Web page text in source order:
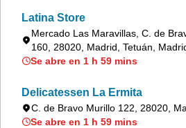
Latina Store
Mercado Las Maravillas, C. de
160, 28020, Madrid, Tetuán,
Se abre en 1 h 59 mins
Delicatessen La Ermita
C. de Bravo Murillo 122, 28020,
Se abre en 1 h 59 mins